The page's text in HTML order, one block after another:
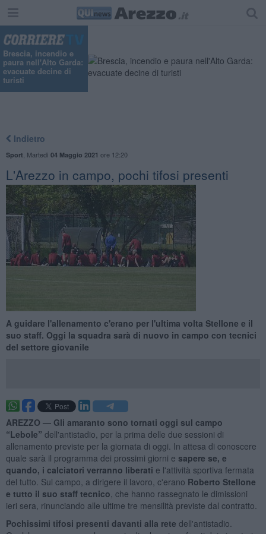
Brescia, incendio e
paura nell'Alto Garda:
evacuate decine di
turisti
Indietro
Sport Martedì 04 Maggio 2021 ore 12:20
​L'Arezzo in campo, pochi tifosi presenti
A guidare l'allenamento c'erano per l'ultima volta Stellone e il
suo staff. Oggi la squadra sarà di nuovo in campo con tecnici
del settore giovanile
AREZZO — Gli amaranto sono tornati oggi sul campo
“Lebole” dell'antistadio, per la prima delle due sessioni di
allenamento previste per la giornata di oggi. In attesa di conoscere
quale sarà il programma dei prossimi giorni e sapere se, e
quando, i calciatori verranno liberati e l'attività sportiva fermata
del tutto. Sul campo, a dirigere il lavoro, c'erano Roberto Stellone
e tutto il suo staff tecnico , che hanno rassegnato le dimissioni
ieri sera, rinunciando alle ultime tre mensilità previste dal contratto.
Pochissimi tifosi presenti davanti alla rete dell'antistadio.